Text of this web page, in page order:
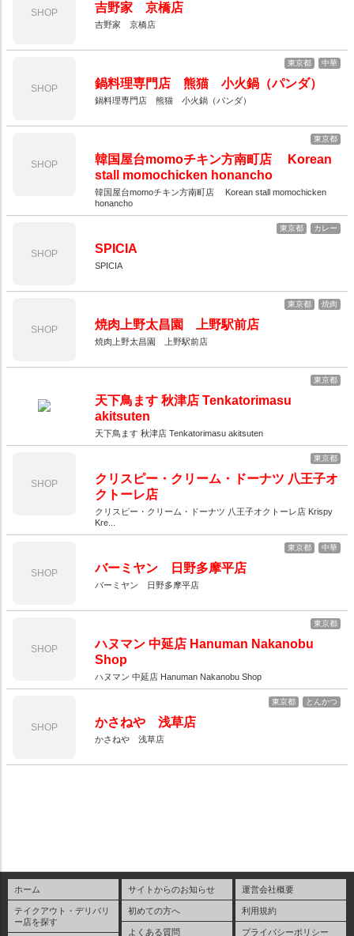
SHOP 吉野家 京橋店
吉野家 京橋店
SHOP
東京都 中華
鍋料理専門店 熊猫 小火鍋（パンダ）
鍋料理専門店 熊猫 小火鍋（パンダ）
SHOP
東京都
韓国屋台momoチキン方南町店 Korean
stall momochicken honancho
韓国屋台momoチキン方南町店 Korean stall momochicken
honancho
SHOP
東京都 カレー
SPICIA
SPICIA
SHOP
東京都 焼肉
焼肉上野太昌園 上野駅前店
焼肉上野太昌園 上野駅前店
東京都
天下鳥ます 秋津店 Tenkatorimasu
akitsuten
天下鳥ます 秋津店 Tenkatorimasu akitsuten
SHOP
東京都
クリスピー・クリーム・ドーナツ 八王子オ
クトーレ店
クリスピー・クリーム・ドーナツ 八王子オクトーレ店 Krispy
Kre...
SHOP
東京都 中華
バーミヤン 日野多摩平店
バーミヤン 日野多摩平店
SHOP
東京都
ハヌマン 中延店 Hanuman Nakanobu
Shop
ハヌマン 中延店 Hanuman Nakanobu Shop
SHOP
東京都 とんかつ
かさねや 浅草店
かさねや 浅草店
ホーム
テイクアウト・デリバリ
ー店を探す
サイトからのお知らせ
初めての方へ
よくある質問
運営会社概要
利用規約
プライバシーポリシー